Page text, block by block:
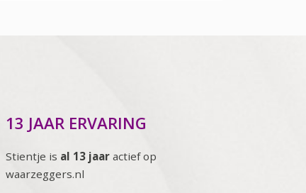
13 JAAR ERVARING
Stientje is al 13 jaar actief op
waarzeggers.nl